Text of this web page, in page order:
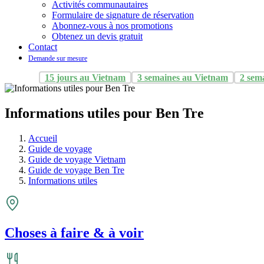
Activités communautaires
Formulaire de signature de réservation
Abonnez-vous à nos promotions
Obtenez un devis gratuit
Contact
Demande sur mesure
15 jours au Vietnam 3 semaines au Vietnam 2
Informations utiles pour Ben Tre
Accueil
Guide de voyage
Guide de voyage Vietnam
Guide de voyage Ben Tre
Informations utiles
Choses à faire & à voir